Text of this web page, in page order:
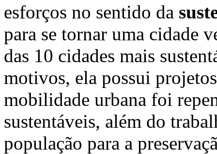
esforços no sentido da
para se tornar uma cidade
das 10 cidades mais
motivos, ela possui
mobilidade urbana foi
sustentáveis, além do
população para a